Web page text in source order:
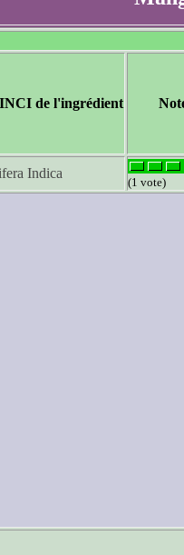
de l'ingrédient
Indica
(1 vote)